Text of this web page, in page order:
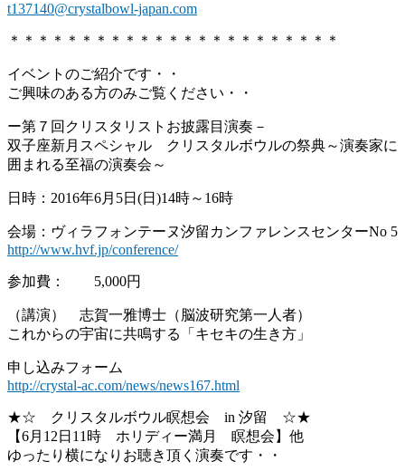
t137140@crystalbowl-japan.com
＊＊＊＊＊＊＊＊＊＊＊＊＊＊＊＊＊＊＊＊＊＊＊
イベントのご紹介です・・
ご興味のある方のみご覧ください・・
ー第７回クリスタリストお披露目演奏－
双子座新月スペシャル クリスタルボウルの祭典～演奏家に
囲まれる至福の演奏会～
日時：2016年6月5日(日)14時～16時
会場：ヴィラフォンテーヌ汐留カンファレンスセンターNo 5
http://www.hvf.jp/conference/
参加費： 5,000円
（講演） 志賀一雅博士（脳波研究第一人者）
これからの宇宙に共鳴する「キセキの生き方」
申し込みフォーム
http://crystal-ac.com/news/news167.html
★☆ クリスタルボウル瞑想会 in 汐留 ☆★
【6月12日11時 ホリディー満月 瞑想会】他
ゆったり横になりお聴き頂く演奏です・・